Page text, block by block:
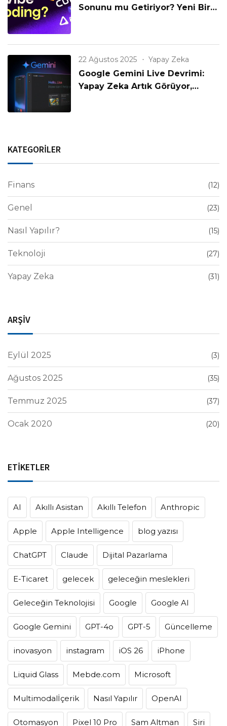
Sonunu mu Getiriyor? Yeni Bir
22 Ağustos 2025 Yapay Zeka
Google Gemini Live Devrimi:
Yapay Zeka Artık Görüyor,
KATEGORİLER
Finans (12)
Genel (23)
Nasıl Yapılır? (15)
Teknoloji (27)
Yapay Zeka (31)
ARŞİV
Eylül 2025 (3)
Ağustos 2025 (35)
Temmuz 2025 (37)
Ocak 2020 (20)
ETİKETLER
AI Akıllı Asistan Akıllı Telefon Anthropic
Apple Apple Intelligence blog yazısı
ChatGPT Claude Dijital Pazarlama
E-Ticaret gelecek geleceğin meslekleri
Geleceğin Teknolojisi Google Google AI
Google Gemini GPT-4o GPT-5 Güncelleme
inovasyon instagram iOS 26 iPhone
Liquid Glass Mebde.com Microsoft
Multimodalİçerik Nasıl Yapılır OpenAI
Otomasyon Pixel 10 Pro Sam Altman Siri